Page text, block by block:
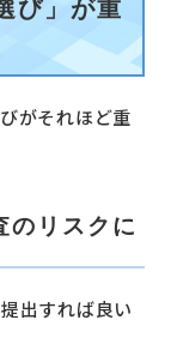
び」が重
がそれほど重
のリスクに
出すれば良い